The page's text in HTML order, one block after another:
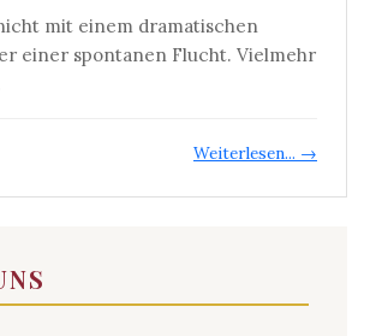
mit einem dramatischen
einer spontanen Flucht. Vielmehr
Weiterlesen... →